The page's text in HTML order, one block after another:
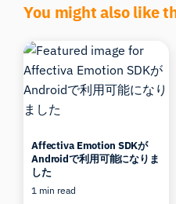
You might also like
Affectiva Emotion SDKが
Androidで利用可能になりま
した
1 min read